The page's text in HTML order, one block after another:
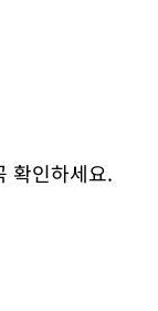
확인하세요.